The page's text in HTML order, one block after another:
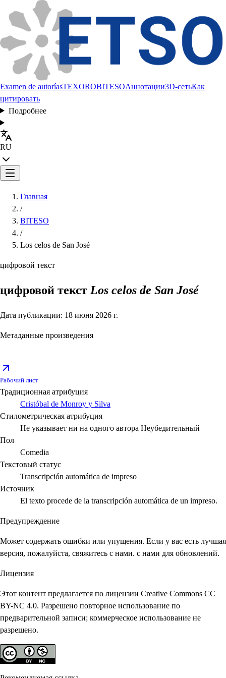
Examen de autoríasTEXOROBITESOАннотации3D-сетьКак
цитировать
Подробнее
RU
Главная
/
BITESO
/
Los celos de San José
цифровой текст
цифровой текст Los celos de San José
Дата публикации: 18 июня 2026 г.
Метаданные произведения
Рабочий лист
Традиционная атрибуция
Cristóbal de Monroy y Silva
Стилометрическая атрибуция
Не указывает ни на одного автора Неубедительный
Пол
Comedia
Текстовый статус
Transcripción automática de impreso
Источник
El texto procede de la transcripción automática de un impreso.
Предупреждение
Может содержать ошибки или упущения. Если у вас есть лучшая
версия, пожалуйста, свяжитесь с нами. с нами для обновлений.
Лицензия
Этот контент предлагается по лицензии Creative Commons CC
BY-NC 4.0. Разрешено повторное использование по
предварительной записи; коммерческое использование не
разрешено.